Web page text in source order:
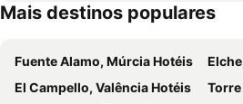
Teatro Romea
Casa-
Mais destinos populares
Fuente Alamo, Múrcia Hotéis
El Campello, Valência Hotéis